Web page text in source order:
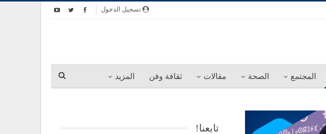
تسجيل الدخول
المجتمع الصحة مقالات ثقافة وفن المزيد
تابعنا!